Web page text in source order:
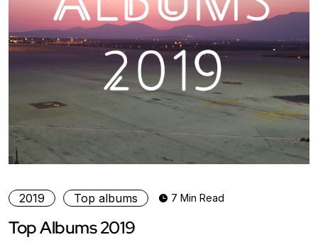
2019 Top albums 7 Min Read
Top Albums 2019